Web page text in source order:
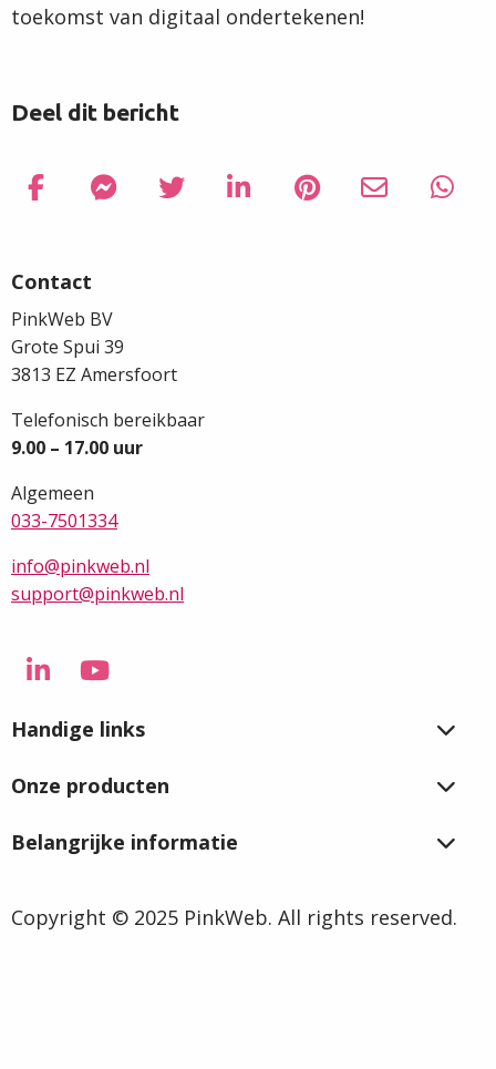
toekomst van digitaal ondertekenen!
Deel dit bericht
Delen via Facebook
Delen
Delen via Facebook Messenger
Delen
Delen via Twitter
Delen
Delen via LinkedIn
Delen
Delen via Pinterest
Delen
Delen via
Delen
Delen
Contact
PinkWeb BV
Grote Spui 39
3813 EZ Amersfoort
Telefonisch bereikbaar
9.00 – 17.00 uur
Algemeen
033-7501334
info@pinkweb.nl
support@pinkweb.nl
Ga
LinkedIn
Ga
YouTube
Handige links
Onze producten
Belangrijke informatie
Copyright © 2025 PinkWeb. All rights reserved.